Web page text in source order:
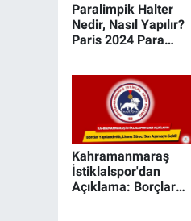
Paralimpik Halter
Nedir, Nasıl Yapılır?
Paris 2024 Para
Sporcular
Kahramanmaraş
İstiklalspor'dan
Açıklama: Borçlar